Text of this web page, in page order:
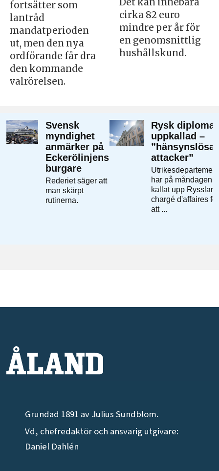
fortsätter som
lantråd
mandatperioden
ut, men den nya
ordförande får dra
den kommande
valrörelsen.
cirka 82 euro
mindre per år för
en genomsnittlig
hushållskund.
Grundad 1891 av Julius Sundblom.
Vd, chefredaktör och ansvarig utgivare:
Daniel Dahlén